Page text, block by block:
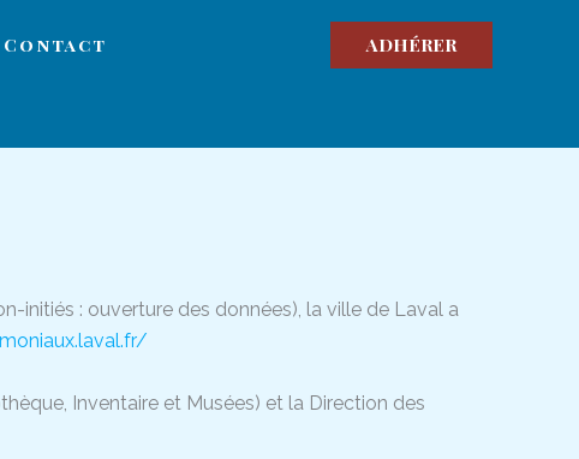
Contact ADHÉRER
initiés : ouverture des données), la ville de Laval a
Inventaire et Musées) et la Direction des